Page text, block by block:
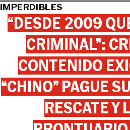
IMPERDIBLES
“DESDE 2009
CRIMINAL”:
CONTENIDO
“CHINO” PAGUE
RESCATE Y